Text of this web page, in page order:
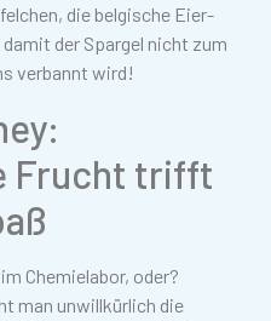
die belgische Eier-
der Spargel nicht zum
verbannt wird!
Frucht trifft
Chemielabor, oder?
man unwillkürlich die